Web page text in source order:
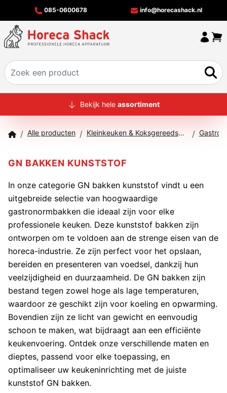
085-0600678 info@horecashack.nl
HOME
MERKEN
CONTACT
Bekijk hele assortiment
/ Alle producten / Kleinkeuken & Koksgereedschap /
GN BAKKEN KUNSTSTOF
In onze categorie GN bakken kunststof vindt u een
uitgebreide selectie van hoogwaardige
gastronormbakken die ideaal zijn voor elke
professionele keuken. Deze kunststof bakken zijn
ontworpen om te voldoen aan de strenge eisen van de
horeca-industrie. Ze zijn perfect voor het opslaan,
bereiden en presenteren van voedsel, dankzij hun
veelzijdigheid en duurzaamheid. De GN bakken zijn
bestand tegen zowel hoge als lage temperaturen,
waardoor ze geschikt zijn voor koeling en opwarming.
Bovendien zijn ze licht van gewicht en eenvoudig
schoon te maken, wat bijdraagt aan een efficiënte
keukenvoering. Ontdek onze verschillende maten en
dieptes, passend voor elke toepassing, en
optimaliseer uw keukeninrichting met de juiste
kunststof GN bakken.